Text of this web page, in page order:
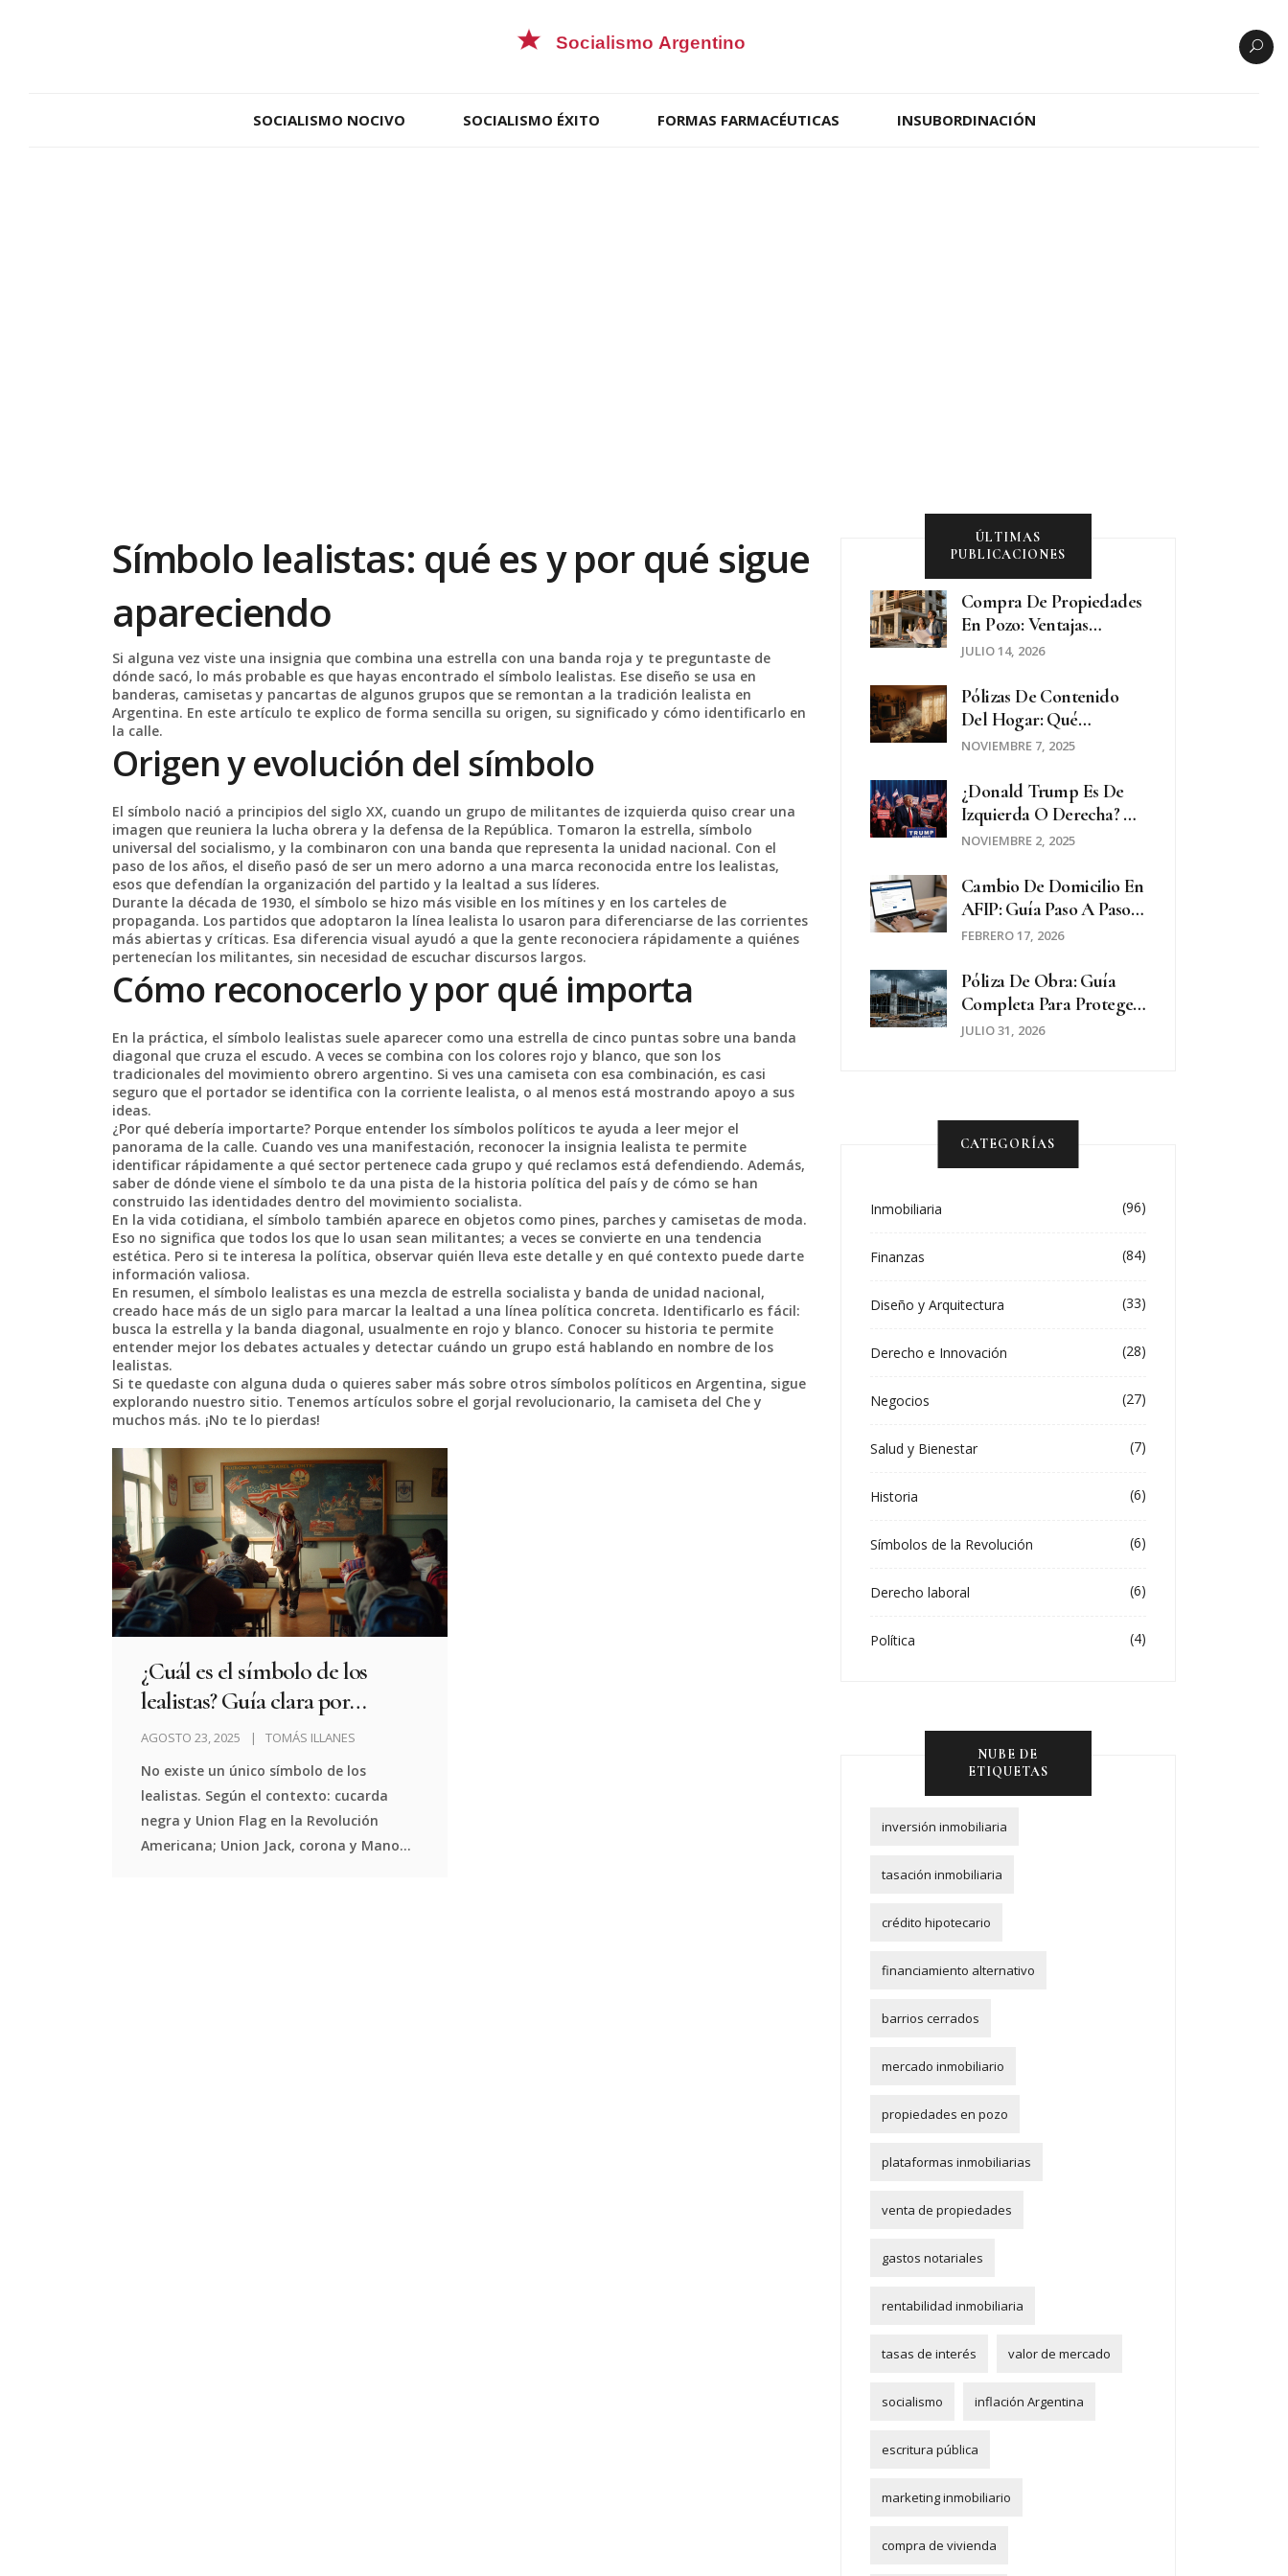
SOCIALISMO NOCIVO SOCIALISMO ÉXITO FORMAS FARMACÉUTICAS INSUBORDINACIÓN
Símbolo lealistas: qué es y por qué sigue
apareciendo
Si alguna vez viste una insignia que combina una estrella con una banda roja y te preguntaste de
dónde sacó, lo más probable es que hayas encontrado el símbolo lealistas. Ese diseño se usa en
banderas, camisetas y pancartas de algunos grupos que se remontan a la tradición lealista en
Argentina. En este artículo te explico de forma sencilla su origen, su significado y cómo identificarlo en
la calle.
Origen y evolución del símbolo
El símbolo nació a principios del siglo XX, cuando un grupo de militantes de izquierda quiso crear una
imagen que reuniera la lucha obrera y la defensa de la República. Tomaron la estrella, símbolo
universal del socialismo, y la combinaron con una banda que representa la unidad nacional. Con el
paso de los años, el diseño pasó de ser un mero adorno a una marca reconocida entre los lealistas,
esos que defendían la organización del partido y la lealtad a sus líderes.
Durante la década de 1930, el símbolo se hizo más visible en los mítines y en los carteles de
propaganda. Los partidos que adoptaron la línea lealista lo usaron para diferenciarse de las corrientes
más abiertas y críticas. Esa diferencia visual ayudó a que la gente reconociera rápidamente a quiénes
pertenecían los militantes, sin necesidad de escuchar discursos largos.
Cómo reconocerlo y por qué importa
En la práctica, el símbolo lealistas suele aparecer como una estrella de cinco puntas sobre una banda
diagonal que cruza el escudo. A veces se combina con los colores rojo y blanco, que son los
tradicionales del movimiento obrero argentino. Si ves una camiseta con esa combinación, es casi
seguro que el portador se identifica con la corriente lealista, o al menos está mostrando apoyo a sus
ideas.
¿Por qué debería importarte? Porque entender los símbolos políticos te ayuda a leer mejor el
panorama de la calle. Cuando ves una manifestación, reconocer la insignia lealista te permite
identificar rápidamente a qué sector pertenece cada grupo y qué reclamos está defendiendo. Además,
saber de dónde viene el símbolo te da una pista de la historia política del país y de cómo se han
construido las identidades dentro del movimiento socialista.
En la vida cotidiana, el símbolo también aparece en objetos como pines, parches y camisetas de moda.
Eso no significa que todos los que lo usan sean militantes; a veces se convierte en una tendencia
estética. Pero si te interesa la política, observar quién lleva este detalle y en qué contexto puede darte
información valiosa.
En resumen, el símbolo lealistas es una mezcla de estrella socialista y banda de unidad nacional,
creado hace más de un siglo para marcar la lealtad a una línea política concreta. Identificarlo es fácil:
busca la estrella y la banda diagonal, usualmente en rojo y blanco. Conocer su historia te permite
entender mejor los debates actuales y detectar cuándo un grupo está hablando en nombre de los
lealistas.
Si te quedaste con alguna duda o quieres saber más sobre otros símbolos políticos en Argentina, sigue
explorando nuestro sitio. Tenemos artículos sobre el gorjal revolucionario, la camiseta del Che y
muchos más. ¡No te lo pierdas!
¿Cuál es el símbolo de los
lealistas? Guía clara por
contexto histórico
AGOSTO 23, 2025 TOMÁS ILLANES
No existe un único símbolo de los
lealistas. Según el contexto: cucarda
negra y Union Flag en la Revolución
Americana; Union Jack, corona y Mano
ÚLTIMAS
PUBLICACIONES
Compra De Propiedades
En Pozo: Ventajas
Completas Y Riesgos A
JULIO 14, 2026
Pólizas De Contenido
Del Hogar: Qué
Protegen Y Qué No
NOVIEMBRE 7, 2025
¿Donald Trump Es De
Izquierda O Derecha? La
Verdad Detrás De Su
NOVIEMBRE 2, 2025
Cambio De Domicilio En
AFIP: Guía Paso A Paso
Para 2026
FEBRERO 17, 2026
Póliza De Obra: Guía
Completa Para Proteger
Tu Proyecto Inmobiliario
JULIO 31, 2026
CATEGORÍAS
Inmobiliaria (96)
Finanzas (84)
Diseño y Arquitectura (33)
Derecho e Innovación (28)
Negocios (27)
Salud y Bienestar (7)
Historia (6)
Símbolos de la Revolución (6)
Derecho laboral (6)
Política (4)
NUBE DE
ETIQUETAS
inversión inmobiliaria
tasación inmobiliaria
crédito hipotecario
financiamiento alternativo
barrios cerrados
mercado inmobiliario
propiedades en pozo
plataformas inmobiliarias
venta de propiedades
gastos notariales
rentabilidad inmobiliaria
tasas de interés valor de mercado
socialismo inflación Argentina
escritura pública
marketing inmobiliario
compra de vivienda